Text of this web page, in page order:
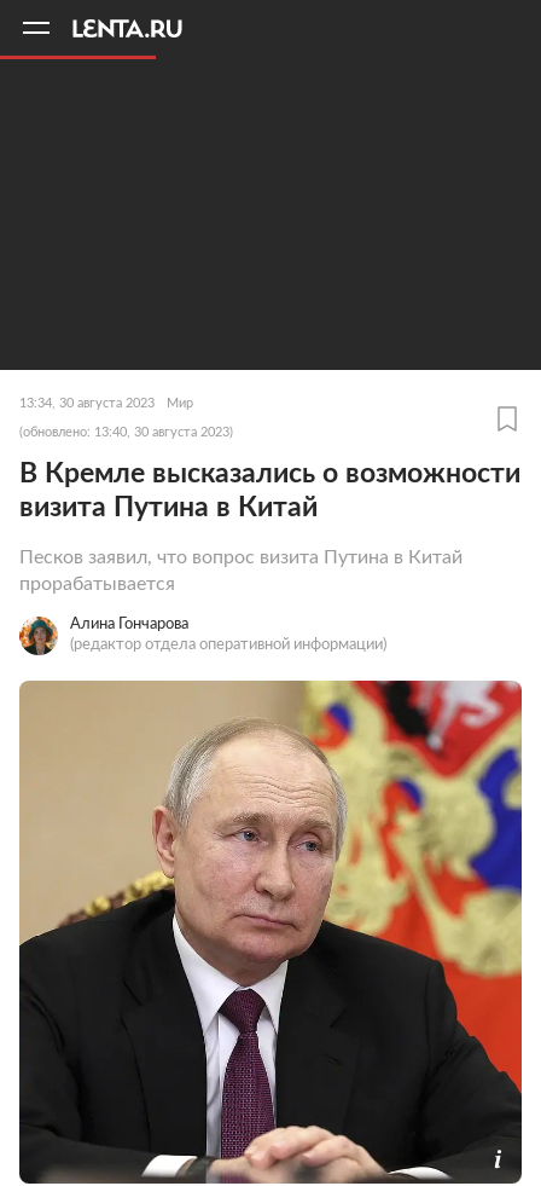
13:34, 30 августа 2023 Мир
(обновлено: 13:40, 30 августа 2023)
В Кремле высказались о возможности
визита Путина в Китай
Песков заявил, что вопрос визита Путина в Китай
прорабатывается
Алина Гончарова
(редактор отдела оперативной информации)